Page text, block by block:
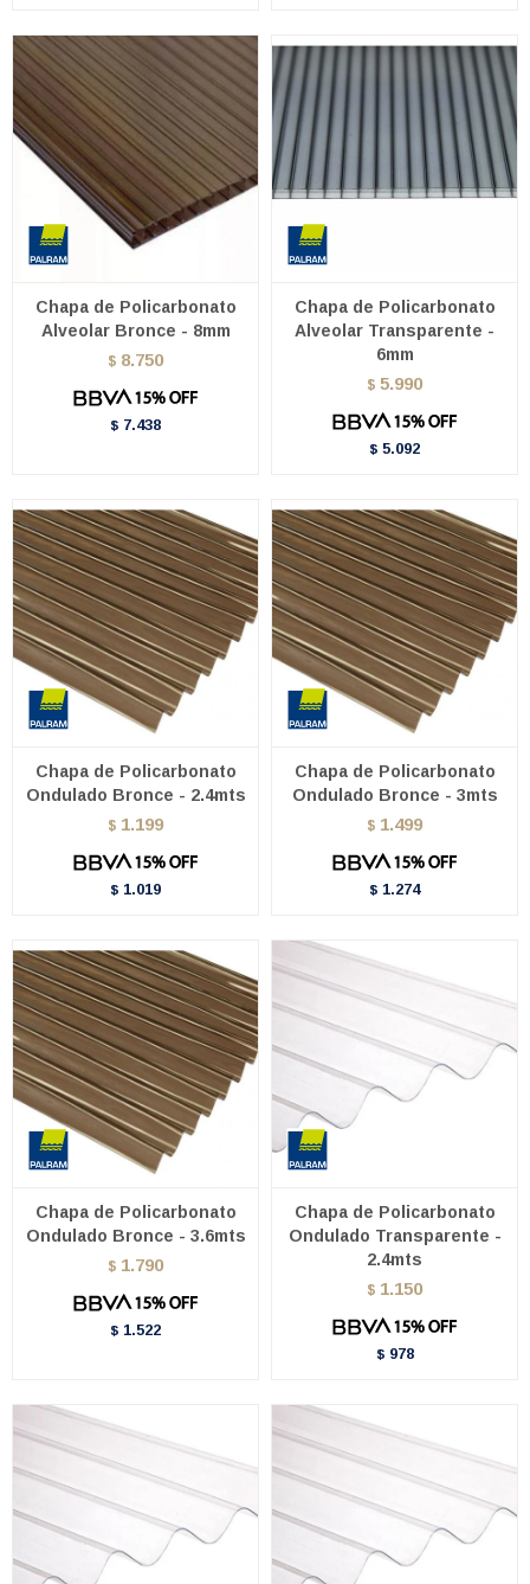
Chapa de Policarbonato
Alveolar Bronce - 8mm
$ 8.750
$ 7.438
Chapa de Policarbonato
Alveolar Transparente -
6mm
$ 5.990
$ 5.092
Chapa de Policarbonato
Ondulado Bronce - 2.4mts
$ 1.199
$ 1.019
Chapa de Policarbonato
Ondulado Bronce - 3mts
$ 1.499
$ 1.274
Chapa de Policarbonato
Ondulado Bronce - 3.6mts
$ 1.790
$ 1.522
Chapa de Policarbonato
Ondulado Transparente -
2.4mts
$ 1.150
$ 978